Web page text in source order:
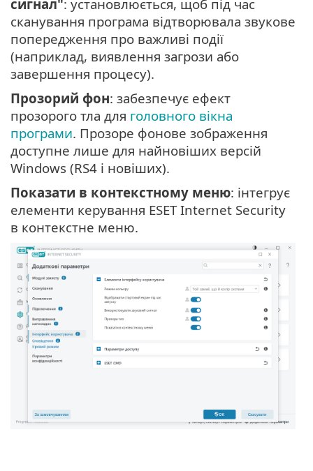
сигнал": установлюється, щоб під час
сканування програма відтворювала звукове
попередження про важливі події
(наприклад, виявлення загрози або
завершення процесу).
Прозорий фон: забезпечує ефект
прозорого тла для головного вікна
програми. Прозоре фонове зображення
доступне лише для найновіших версій
Windows (RS4 і новіших).
Показати в контекстному меню: інтегрує
елементи керування ESET Internet Security
в контекстне меню.